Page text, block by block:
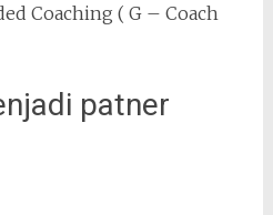
Coaching ( G – Coach
patner